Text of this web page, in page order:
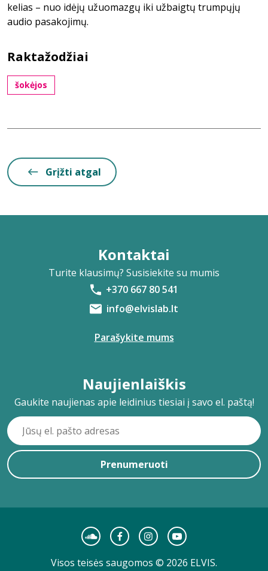
kelias – nuo idėjų užuomazgų iki užbaigtų trumpųjų
audio pasakojimų.
Raktažodžiai
šokėjos
Grįžti atgal
Kontaktai
Turite klausimų? Susisiekite su mumis
+370 667 80 541
info@elvislab.lt
Parašykite mums
Naujienlaiškis
Gaukite naujienas apie leidinius tiesiai į savo el. paštą!
Prenumeruoti
Visos teisės saugomos © 2026 ELVIS.